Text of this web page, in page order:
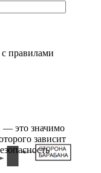
правилами
это значимо
зависит